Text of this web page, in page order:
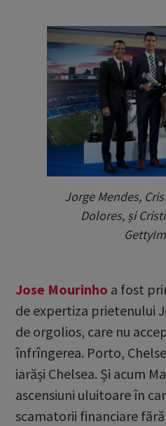
Jorge Mendes,
Dolores, și
Jose Mourinho a fost
de expertiza prietenului
de orgolios, care nu
înfrîngerea. Porto,
iarăși Chelsea. Și acum
ascensiuni uluitoare în
scamatorii financiare